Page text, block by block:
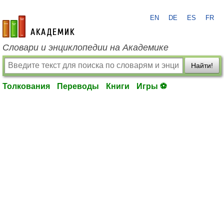
academic.ru
EN DE ES FR
Словари и энциклопедии на Академике
Найти!
Толкования Переводы Книги Игры ⚽